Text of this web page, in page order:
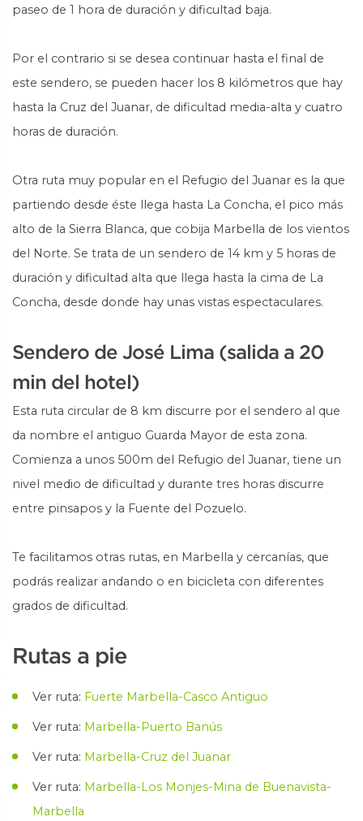
paseo de 1 hora de duración y dificultad baja.
Por el contrario si se desea continuar hasta el final de
este sendero, se pueden hacer los 8 kilómetros que hay
hasta la Cruz del Juanar, de dificultad media-alta y cuatro
horas de duración.
Otra ruta muy popular en el Refugio del Juanar es la que
partiendo desde éste llega hasta La Concha, el pico más
alto de la Sierra Blanca, que cobija Marbella de los vientos
del Norte. Se trata de un sendero de 14 km y 5 horas de
duración y dificultad alta que llega hasta la cima de La
Concha, desde donde hay unas vistas espectaculares.
Sendero de José Lima (salida a 20
min del hotel)
Esta ruta circular de 8 km discurre por el sendero al que
da nombre el antiguo Guarda Mayor de esta zona.
Comienza a unos 500m del Refugio del Juanar, tiene un
nivel medio de dificultad y durante tres horas discurre
entre pinsapos y la Fuente del Pozuelo.
Te facilitamos otras rutas, en Marbella y cercanías, que
podrás realizar andando o en bicicleta con diferentes
grados de dificultad.
Rutas a pie
Ver ruta: Fuerte Marbella-Casco Antiguo
Ver ruta: Marbella-Puerto Banús
Ver ruta: Marbella-Cruz del Juanar
Ver ruta: Marbella-Los Monjes-Mina de Buenavista-
Marbella